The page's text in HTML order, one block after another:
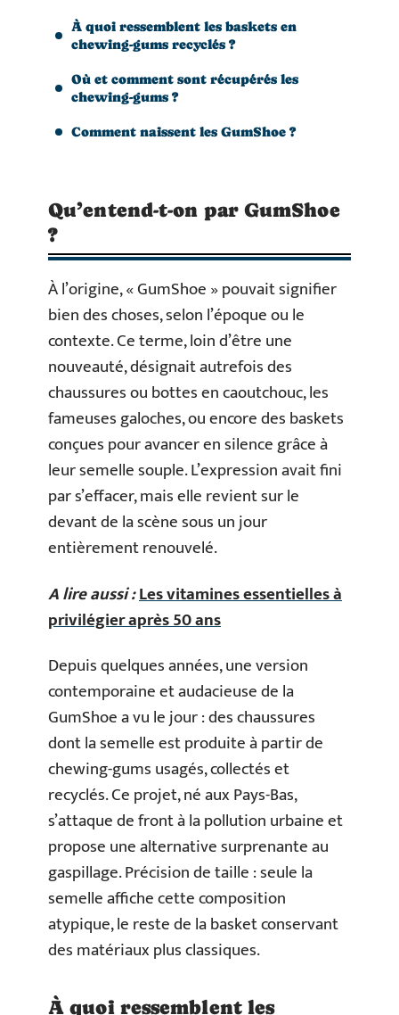
À quoi ressemblent les baskets en
chewing-gums recyclés ?
Où et comment sont récupérés les
chewing-gums ?
Comment naissent les GumShoe ?
Qu’entend-t-on par GumShoe
?
À l’origine, « GumShoe » pouvait signifier
bien des choses, selon l’époque ou le
contexte. Ce terme, loin d’être une
nouveauté, désignait autrefois des
chaussures ou bottes en caoutchouc, les
fameuses galoches, ou encore des baskets
conçues pour avancer en silence grâce à
leur semelle souple. L’expression avait fini
par s’effacer, mais elle revient sur le
devant de la scène sous un jour
entièrement renouvelé.
A lire aussi :Les vitamines essentielles à
privilégier après 50 ans
Depuis quelques années, une version
contemporaine et audacieuse de la
GumShoe a vu le jour : des chaussures
dont la semelle est produite à partir de
chewing-gums usagés, collectés et
recyclés. Ce projet, né aux Pays-Bas,
s’attaque de front à la pollution urbaine et
propose une alternative surprenante au
gaspillage. Précision de taille : seule la
semelle affiche cette composition
atypique, le reste de la basket conservant
des matériaux plus classiques.
À quoi ressemblent les